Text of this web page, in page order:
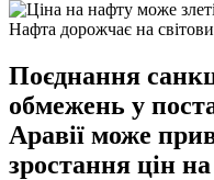
Нафта дорожчає на
Поєднання
обмежень у
Аравії може
зростання цін